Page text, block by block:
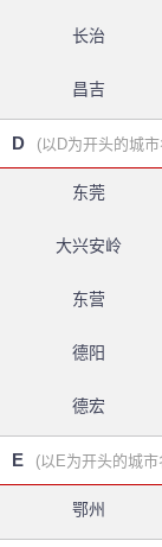
长治
昌吉
D (以D为开头的城
东莞
大兴安岭
东营
德阳
德宏
E (以E为开头的城市
鄂州